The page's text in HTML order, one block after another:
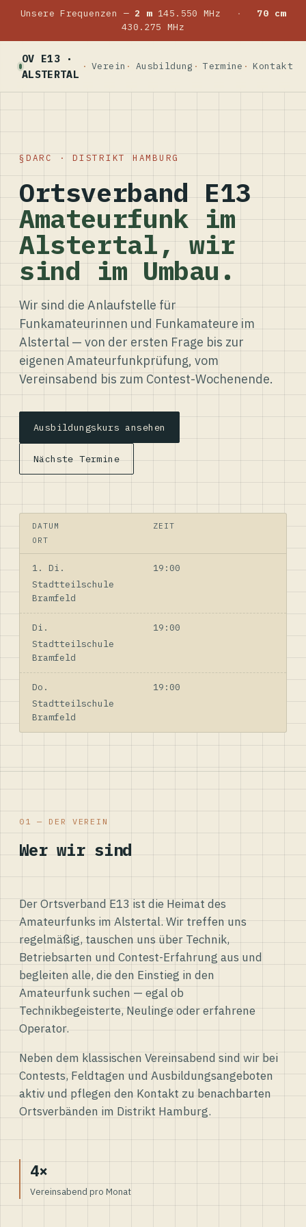
Unsere Frequenzen — 2 m145.550 MHz ·
70 cm
430.275 MHz
OV E13 ·
ALSTERTAL
Verein Ausbildung Termine Kontakt
DARC · DISTRIKT HAMBURG
Ortsverband E13
Amateurfunk im
Alstertal, wir
sind im Umbau.
Wir sind die Anlaufstelle für
Funkamateurinnen und Funkamateure im
Alstertal — von der ersten Frage bis zur
eigenen Amateurfunkprüfung, vom
Vereinsabend bis zum Contest-Wochenende.
Ausbildungskurs ansehen
Nächste Termine
DATUM
ZEIT
ORT
1. Di.
19:00
Stadtteilschule
Bramfeld
Di.
19:00
Stadtteilschule
Bramfeld
Do.
19:00
Stadtteilschule
Bramfeld
01 — DER VEREIN
Wer wir sind
Der Ortsverband E13 ist die Heimat des
Amateurfunks im Alstertal. Wir treffen uns
regelmäßig, tauschen uns über Technik,
Betriebsarten und Contest-Erfahrung aus und
begleiten alle, die den Einstieg in den
Amateurfunk suchen — egal ob
Technikbegeisterte, Neulinge oder erfahrene
Operator.
Neben dem klassischen Vereinsabend sind wir bei
Contests, Feldtagen und Ausbildungsangeboten
aktiv und pflegen den Kontakt zu benachbarten
Ortsverbänden im Distrikt Hamburg.
4×
Vereinsabend pro Monat